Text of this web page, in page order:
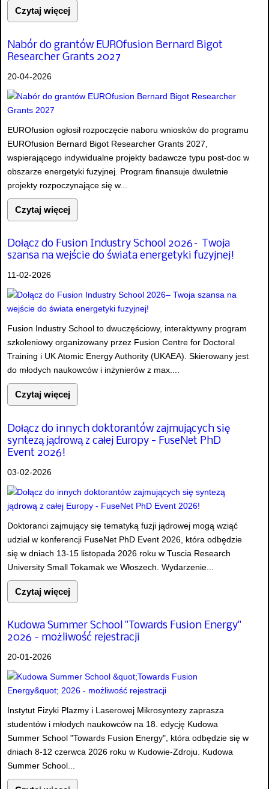
Czytaj więcej
Nabór do grantów EUROfusion Bernard Bigot
Researcher Grants 2027
20-04-2026
EUROfusion ogłosił rozpoczęcie naboru wniosków do programu
EUROfusion Bernard Bigot Researcher Grants 2027,
wspierającego indywidualne projekty badawcze typu post-doc w
obszarze energetyki fuzyjnej. Program finansuje dwuletnie
projekty rozpoczynające się w...
Czytaj więcej
Dołącz do Fusion Industry School 2026– Twoja
szansa na wejście do świata energetyki fuzyjnej!
11-02-2026
Fusion Industry School to dwuczęściowy, interaktywny program
szkoleniowy organizowany przez Fusion Centre for Doctoral
Training i UK Atomic Energy Authority (UKAEA). Skierowany jest
do młodych naukowców i inżynierów z max....
Czytaj więcej
Dołącz do innych doktorantów zajmujących się
syntezą jądrową z całej Europy - FuseNet PhD
Event 2026!
03-02-2026
Doktoranci zajmujący się tematyką fuzji jądrowej mogą wziąć
udział w konferencji FuseNet PhD Event 2026, która odbędzie
się w dniach 13-15 listopada 2026 roku w Tuscia Research
University Small Tokamak we Włoszech. Wydarzenie...
Czytaj więcej
Kudowa Summer School "Towards Fusion Energy"
2026 - możliwość rejestracji
20-01-2026
Instytut Fizyki Plazmy i Laserowej Mikrosyntezy zaprasza
studentów i młodych naukowców na 18. edycję Kudowa
Summer School "Towards Fusion Energy", która odbędzie się w
dniach 8-12 czerwca 2026 roku w Kudowie-Zdroju. Kudowa
Summer School...